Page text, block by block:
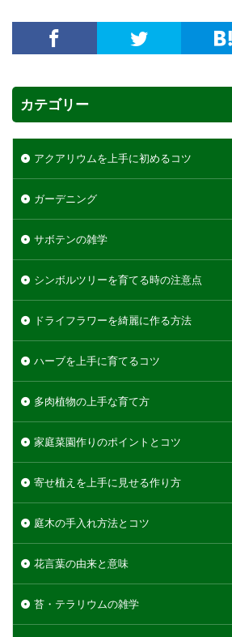
カテゴリー
アクアリウムを上手に初めるコツ
ガーデニング
サボテンの雑学
シンボルツリーを育てる時の注意点
ドライフラワーを綺麗に作る方法
ハーブを上手に育てるコツ
多肉植物の上手な育て方
家庭菜園作りのポイントとコツ
寄せ植えを上手に見せる作り方
庭木の手入れ方法とコツ
花言葉の由来と意味
苔・テラリウムの雑学